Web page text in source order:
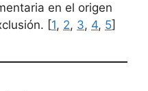
en el origen
[1, 2, 3, 4, 5]